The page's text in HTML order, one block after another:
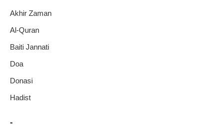
Akhir Zaman
Al-Quran
Baiti Jannati
Doa
Donasi
Hadist
-